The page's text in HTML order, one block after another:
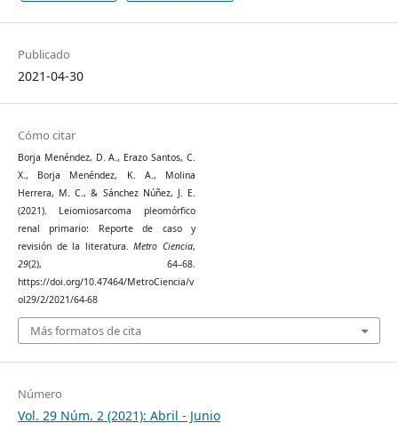
Publicado
2021-04-30
Cómo citar
Borja Menéndez, D. A., Erazo Santos, C.
X., Borja Menéndez, K. A., Molina
Herrera, M. C., & Sánchez Núñez, J. E.
(2021). Leiomiosarcoma pleomórfico
renal primario: Reporte de caso y
revisión de la literatura.Metro Ciencia,
29(2), 64–68.
https://doi.org/10.47464/MetroCiencia/v
ol29/2/2021/64-68
Más formatos de cita
Número
Vol. 29 Núm. 2 (2021): Abril - Junio